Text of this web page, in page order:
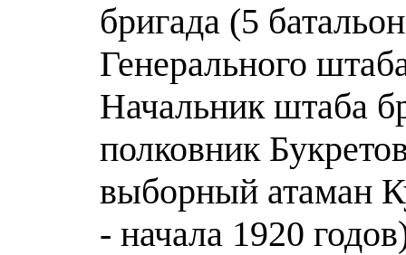
бригада (5
Генерального
Начальник штаба
полковник
выборный атаман
- начала 1920